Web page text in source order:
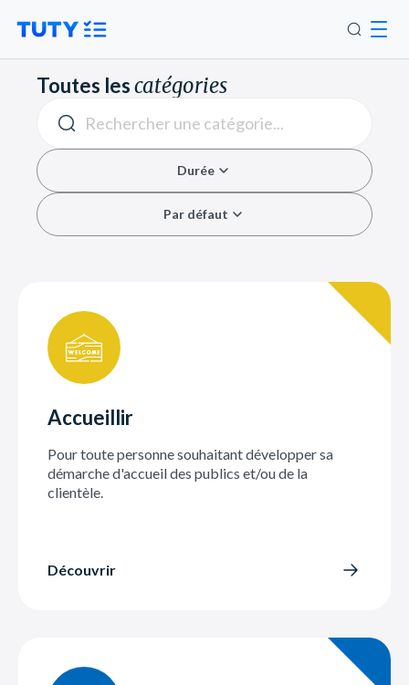
Toutes lescatégories
Durée
Par défaut
Accueillir
Pour toute personne souhaitant développer sa
démarche d'accueil des publics et/ou de la
clientèle.
Découvrir